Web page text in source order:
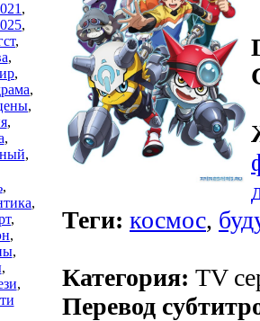
,
,
,
,
,
,
,
,
,
,
,
,
,
,
,
,
,
Теги: космос,
Категория: TV
Перевод